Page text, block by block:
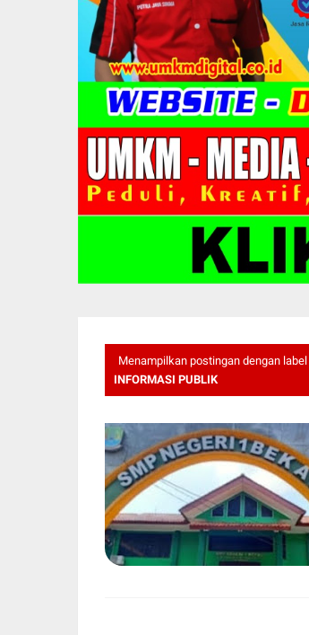
Menampilkan postingan dengan label
INFORMASI PUBLIK